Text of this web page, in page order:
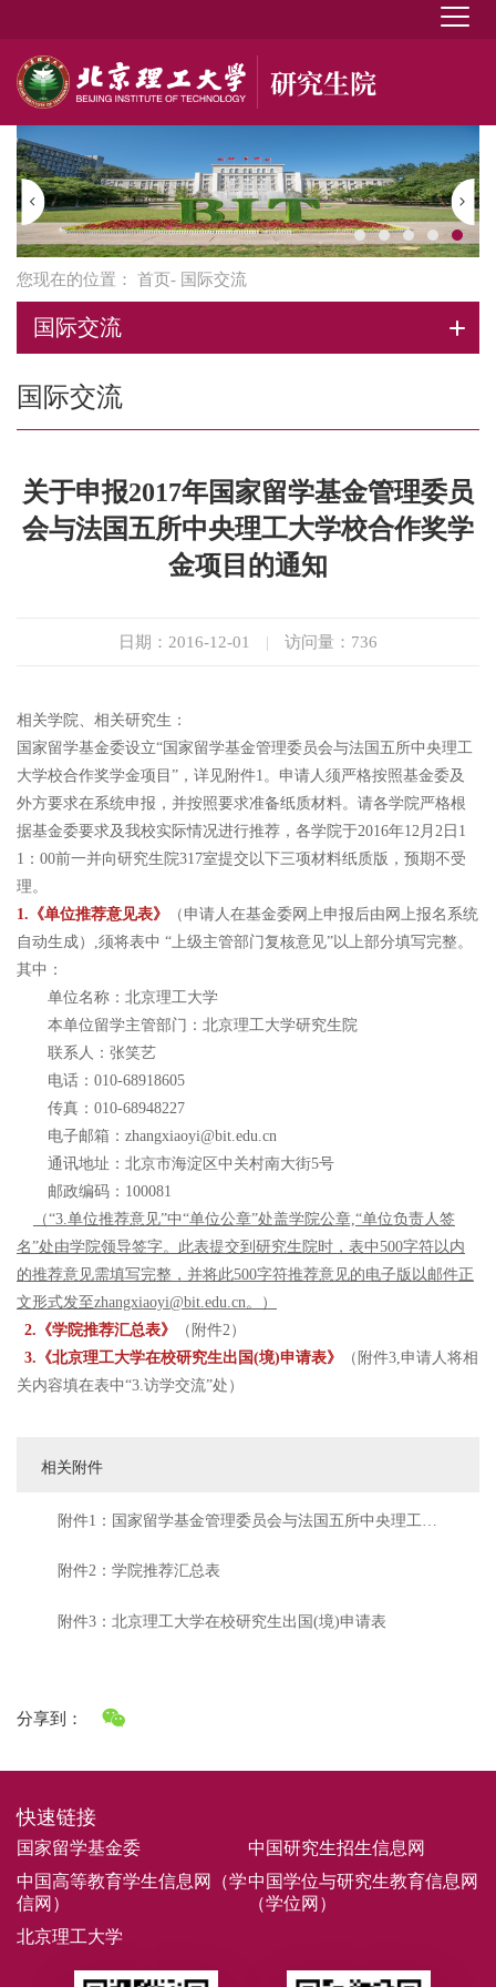
您现在的位置： 首页- 国际交流
国际交流
国际交流
关于申报2017年国家留学基金管理委员
会与法国五所中央理工大学校合作奖学
金项目的通知
日期：2016-12-01 | 访问量： 736
相关学院、相关研究生：
国家留学基金委设立“国家留学基金管理委员会与法国五所中央理工
大学校合作奖学金项目”，详见附件1。申请人须严格按照基金委及
外方要求在系统申报，并按照要求准备纸质材料。请各学院严格根
据基金委要求及我校实际情况进行推荐，各学院于2016年12月2日1
1：00前一并向研究生院317室提交以下三项材料纸质版，预期不受
理。
1.《单位推荐意见表》
（申请人在基金委网上申报后由网上报名系统
自动生成）,须将表中 “上级主管部门复核意见”以上部分填写完整。
其中：
单位名称：北京理工大学
本单位留学主管部门：北京理工大学研究生院
联系人：张笑艺
电话：010-68918605
传真：010-68948227
电子邮箱：zhangxiaoyi@bit.edu.cn
通讯地址：北京市海淀区中关村南大街5号
邮政编码：100081
（“3.单位推荐意见”中“单位公章”处盖学院公章,“单位负责人签
名”处由学院领导签字。此表提交到研究生院时，表中500字符以内
的推荐意见需填写完整，并将此500字符推荐意见的电子版以邮件正
文形式发至zhangxiaoyi@bit.edu.cn。）
2.《学院推荐汇总表》
（附件2）
3.《北京理工大学在校研究生出国(境)申请表》
（附件3,申请人将相
关内容填在表中“3.访学交流”处）
相关附件
附件1：国家留学基金管理委员会与法国五所中央理工大
附件2：学院推荐汇总表
附件3：北京理工大学在校研究生出国(境)申请表
分享到：
快速链接
国家留学基金委
中国研究生招生信息网
中国高等教育学生信息网（学
信网）
中国学位与研究生教育信息网
（学位网）
北京理工大学